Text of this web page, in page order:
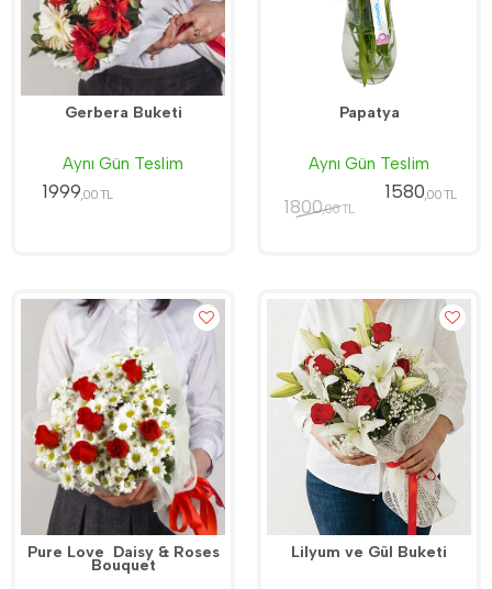
Gerbera Buketi
Aynı Gün Teslim
1999 ,00 TL
Papatya
Aynı Gün Teslim
1800,00 TL
1580,00 TL
Pure Love  Daisy & Roses
Bouquet
Lilyum ve Gül Buketi